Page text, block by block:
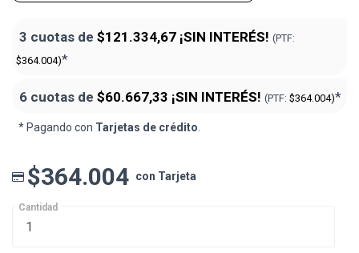
3 cuotas de $121.334,67 ¡SIN INTERÉS! (PTF:
$364.004)*
6 cuotas de $60.667,33 ¡SIN INTERÉS! (PTF: $364.004)*
* Pagando con Tarjetas de crédito.
$364.004 con Tarjeta
Cantidad